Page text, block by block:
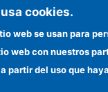
cookies.
web se usan para
web con nuestros
partir del uso que